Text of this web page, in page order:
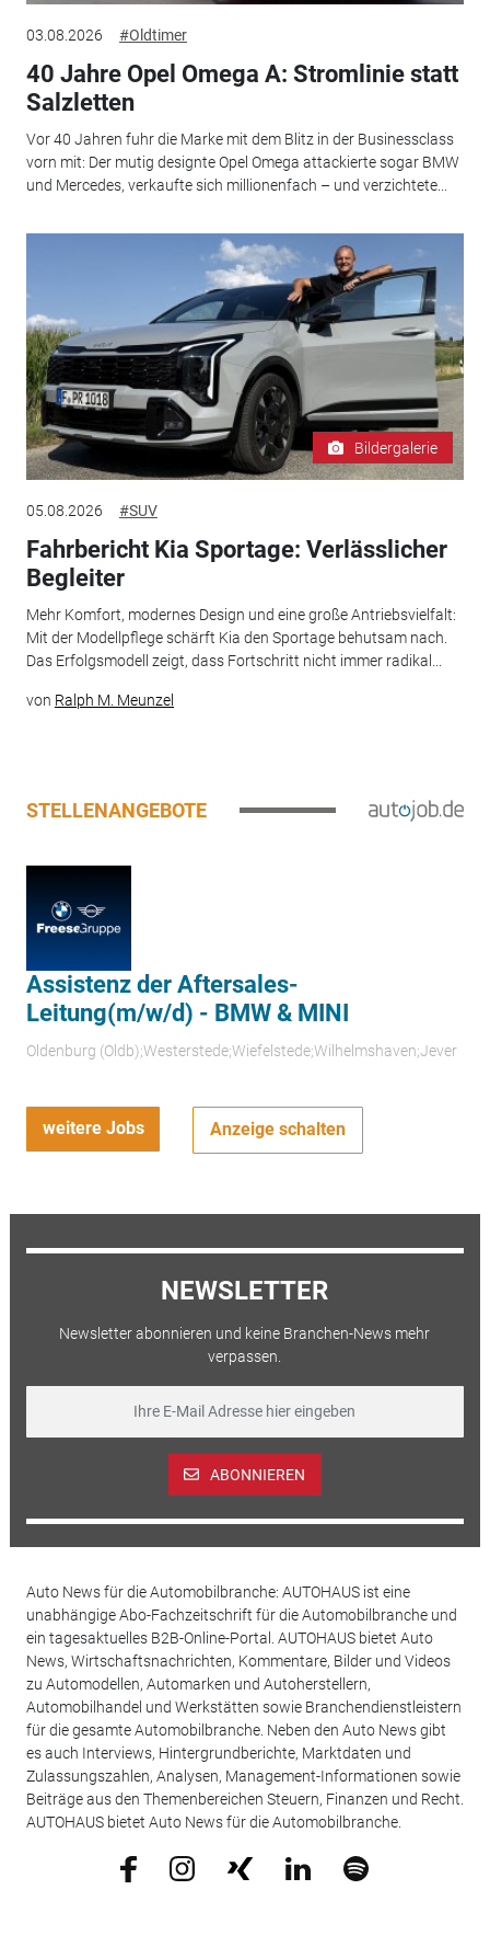
03.08.2026 #Oldtimer
40 Jahre Opel Omega A: Stromlinie statt
Salzletten
Vor 40 Jahren fuhr die Marke mit dem Blitz in der Businessclass
vorn mit: Der mutig designte Opel Omega attackierte sogar BMW
und Mercedes, verkaufte sich millionenfach – und verzichtete...
Bildergalerie
05.08.2026 #SUV
Fahrbericht Kia Sportage: Verlässlicher
Begleiter
Mehr Komfort, modernes Design und eine große Antriebsvielfalt:
Mit der Modellpflege schärft Kia den Sportage behutsam nach.
Das Erfolgsmodell zeigt, dass Fortschritt nicht immer radikal...
von Ralph M. Meunzel
STELLENANGEBOTE
Assistenz der Aftersales-
Leitung(m/w/d) - BMW & MINI
Oldenburg (Oldb);Westerstede;Wiefelstede;Wilhelmshaven;Jever
weitere Jobs Anzeige schalten
NEWSLETTER
Newsletter abonnieren und keine Branchen-News mehr
verpassen.
ABONNIEREN
Auto News für die Automobilbranche: AUTOHAUS ist eine
unabhängige Abo-Fachzeitschrift für die Automobilbranche und
ein tagesaktuelles B2B-Online-Portal. AUTOHAUS bietet Auto
News, Wirtschaftsnachrichten, Kommentare, Bilder und Videos
zu Automodellen, Automarken und Autoherstellern,
Automobilhandel und Werkstätten sowie Branchendienstleistern
für die gesamte Automobilbranche. Neben den Auto News gibt
es auch Interviews, Hintergrundberichte, Marktdaten und
Zulassungszahlen, Analysen, Management-Informationen sowie
Beiträge aus den Themenbereichen Steuern, Finanzen und Recht.
AUTOHAUS bietet Auto News für die Automobilbranche.